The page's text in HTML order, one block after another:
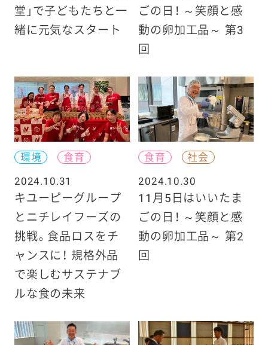
堂」で子どもたちと一
緒に元気なスタート
ごの日！ ～笑顔と感
動の卵加工品～ 第3
回
環境
食育
2024.10.31
キユーピーグループ
とニチレイフーズの
挑戦。食品ロスをチ
ャンスに！ 規格外品
で楽しむサステナブ
ルな食の未来
食育
社会
2024.10.30
11月5日はいいたま
ごの日！ ～笑顔と感
動の卵加工品～ 第2
回